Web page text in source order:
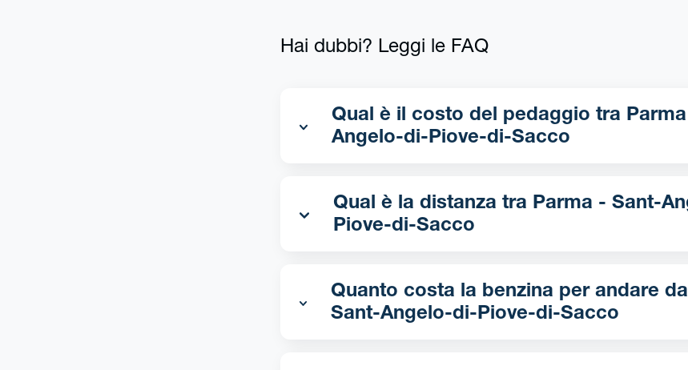
Hai dubbi? Leggi le FAQ
Qual è il costo del pedaggio tra Parma - Sant-
Angelo-di-Piove-di-Sacco
Qual è la distanza tra Parma - Sant-Angelo-di-
Piove-di-Sacco
Quanto costa la benzina per andare da Parma -
Sant-Angelo-di-Piove-di-Sacco